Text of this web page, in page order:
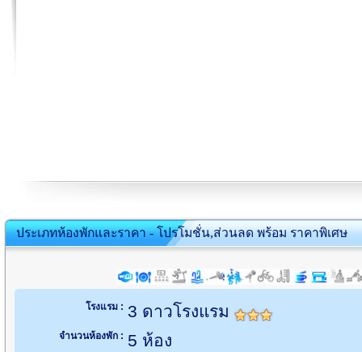
ประเภทห้องพักและราคา - โปรโมชั่น,ส่วนลด พร้อม ราคาพิเศษ
โรงแรม : 3 ดาวโรงแรม
จำนวนห้องพัก : 5 ห้อง